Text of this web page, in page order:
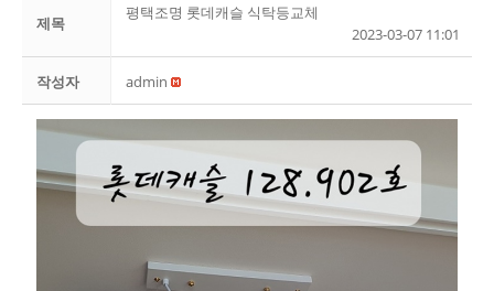
제목
평택조명 롯데캐슬 식탁등교체
2023-03-07 11:01
작성자 admin